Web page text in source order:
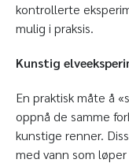
kontrollerte
mulig i praksis.
Kunstig
En praktisk måte å
oppnå de samme
kunstige renner.
med vann som